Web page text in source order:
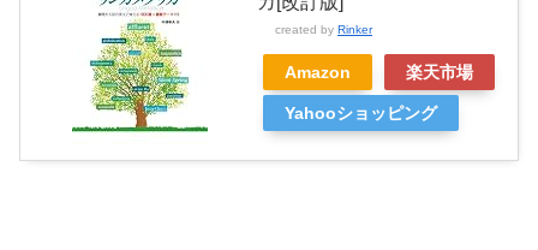
created by Rinker
Amazon 楽天市場
Yahooショッピング